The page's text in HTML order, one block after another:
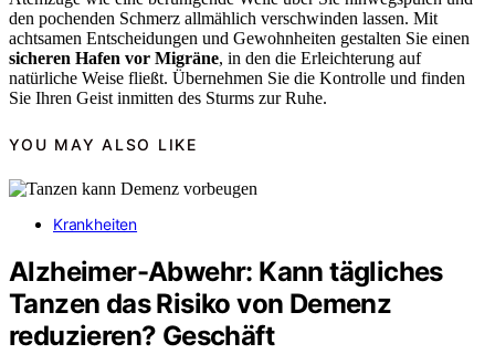
den pochenden Schmerz allmählich verschwinden lassen. Mit
achtsamen Entscheidungen und Gewohnheiten gestalten Sie einen
sicheren Hafen vor Migräne, in den die Erleichterung auf
natürliche Weise fließt. Übernehmen Sie die Kontrolle und finden
Sie Ihren Geist inmitten des Sturms zur Ruhe.
YOU MAY ALSO LIKE
Krankheiten
Alzheimer-Abwehr: Kann tägliches
Tanzen das Risiko von Demenz
reduzieren? Geschäft